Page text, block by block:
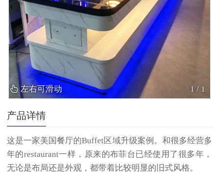
1 / 1
左右可滑动
产品详情
这是一家美国餐厅的Buffet区域升级案例。和很多经营多
年的restaurant一样，原来的布菲台已经使用了很多年，
无论是布局还是外观，都带着比较明显的旧式风格。